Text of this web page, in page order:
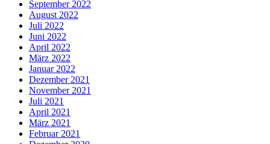
September 2022
August 2022
Juli 2022
Juni 2022
April 2022
März 2022
Januar 2022
Dezember 2021
November 2021
Juli 2021
April 2021
März 2021
Februar 2021